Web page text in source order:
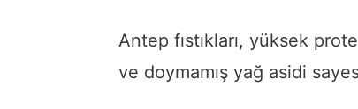
Antep fıstıkları, yüksek
ve doymamış yağ asidi